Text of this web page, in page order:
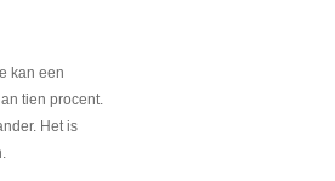
kan een
tien procent.
Het is